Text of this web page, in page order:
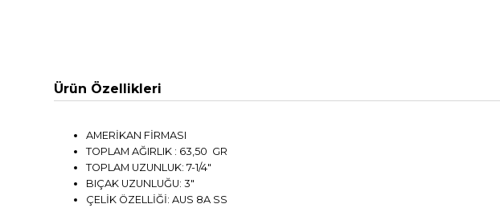
Ürün Özellikleri
AMERİKAN FİRMASI
TOPLAM AĞIRLIK : 63,50 GR
TOPLAM UZUNLUK: 7-1/4"
BIÇAK UZUNLUĞU: 3"
ÇELİK ÖZELLİĞİ: AUS 8A SS